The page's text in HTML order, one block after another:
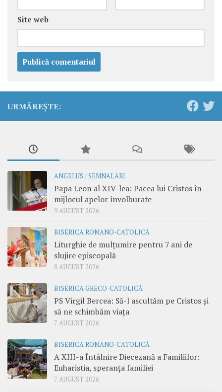
Site web
URMĂREȘTE:
ANGELUS /SEMNALĂRI
Papa Leon al XIV-lea: Pacea lui Cristos în
mijlocul apelor învolburate
9 AUGUST 2026
BISERICA ROMANO-CATOLICĂ
Liturghie de mulțumire pentru 7 ani de
slujire episcopală
8 AUGUST 2026
BISERICA GRECO-CATOLICĂ
PS Virgil Bercea: Să-l ascultăm pe Cristos și
să ne schimbăm viața
7 AUGUST 2026
BISERICA ROMANO-CATOLICĂ
A XIII-a Întâlnire Diecezană a Familiilor:
Euharistia, speranța familiei
7 AUGUST 2026